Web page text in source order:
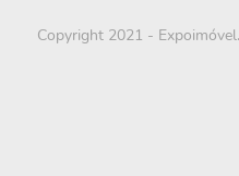
Copyright 2021 -